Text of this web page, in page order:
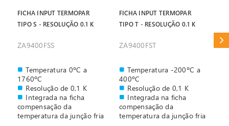
FICHA INPUT TERMOPAR
TIPO S - RESOLUÇÃO 0.1 K
ZA9400FSS
Temperatura 0ºC a
1760ºC
Resolução de 0,1 K
Integrada na ficha
compensação da
temperatura da junção fria
FICHA INPUT TERMOPAR
TIPO T - RESOLUÇÃO 0.1 K
ZA9400FST
Temperatura -200ºC a
400ºC
Resolução de 0,1 K
Integrada na ficha
compensação da
temperatura da junção fria